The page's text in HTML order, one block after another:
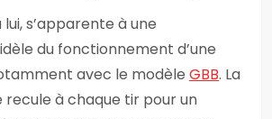
lui, s’apparente à une
du fonctionnement d’une
avec le modèle GBB. La
recule à chaque tir pour un